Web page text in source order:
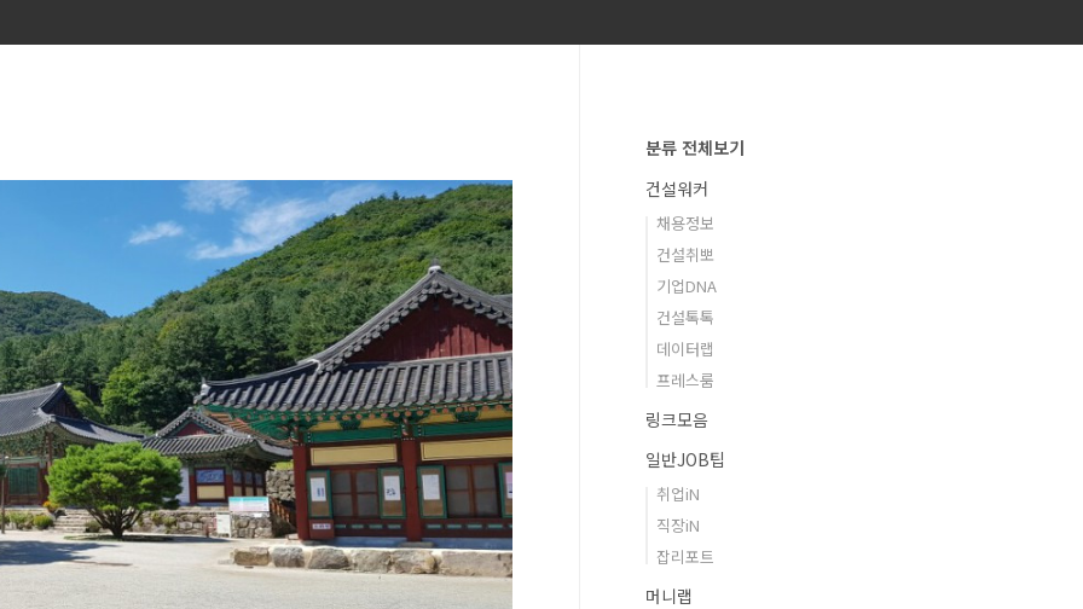
분류 전체보기
건설워커
채용정보
건설취뽀
기업DNA
건설톡톡
데이터랩
프레스룸
링크모음
일반JOB팁
취업iN
직장iN
잡리포트
머니랩